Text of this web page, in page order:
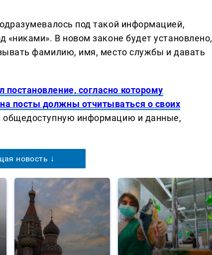
под такой информацией,
«никами». В новом законе будет установлено,
фамилию, имя, место службы и давать
постановление, согласно которому
посты должны отчитываться о своих
общедоступную информацию и данные,
новость ↓